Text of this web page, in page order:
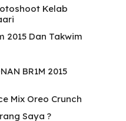
Kelab
2015 Dan Takwim
BR1M 2015
Mix Oreo Crunch
Saya ?